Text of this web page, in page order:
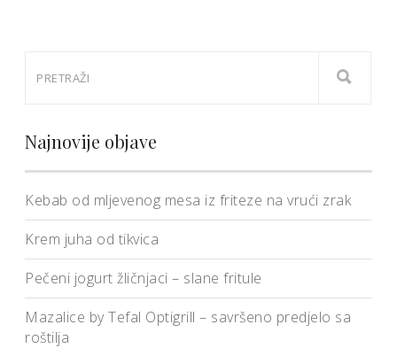
Najnovije objave
Kebab od mljevenog mesa iz friteze na vrući zrak
Krem juha od tikvica
Pečeni jogurt žličnjaci – slane fritule
Mazalice by Tefal Optigrill – savršeno predjelo sa
roštilja